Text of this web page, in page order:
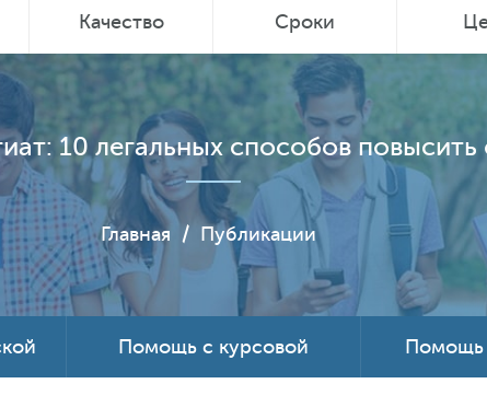
Качество Сроки
10 легальных способов повысить
Главная / Публикации
Помощь с курсовой Помощь